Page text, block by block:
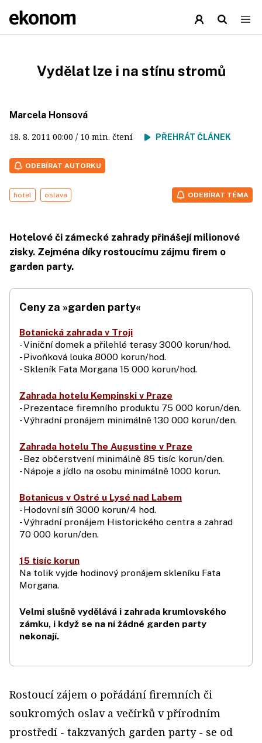
Vydělat lze i na stínu stromů
Marcela Honsová
18. 8. 2011 00:00 / 10 min. čtení PŘEHRÁT ČLÁNEK
ODEBÍRAT AUTORKU
hotel oslava ODEBÍRAT TÉMA
Hotelové či zámecké zahrady přinášejí milionové
zisky. Zejména díky rostoucímu zájmu firem o
garden party.
Ceny za »garden party«
Botanická zahrada v Troji
- Viniční domek a přilehlé terasy 3000 korun/hod.
- Pivoňková louka 8000 korun/hod.
- Skleník Fata Morgana 15 000 korun/hod.
Zahrada hotelu Kempinski v Praze
- Prezentace firemního produktu 75 000 korun/den.
- Výhradní pronájem minimálně 130 000 korun/den.
Zahrada hotelu The Augustine v Praze
- Bez občerstvení minimálně 85 tisíc korun/den.
- Nápoje a jídlo na osobu minimálně 1000 korun.
Botanicus v Ostré u Lysé nad Labem
- Hodovní síň 3000 korun/4 hod.
- Výhradní pronájem Historického centra a zahrad
70 000 korun/den.
15 tisíc korun
Na tolik vyjde hodinový pronájem skleníku Fata
Morgana.
Velmi slušně vydělává i zahrada krumlovského
zámku, i když se na ní žádné garden party
nekonají.
Rostoucí zájem o pořádání firemních či
soukromých oslav a večírků v přírodním
prostředí - takzvaných garden party - se od